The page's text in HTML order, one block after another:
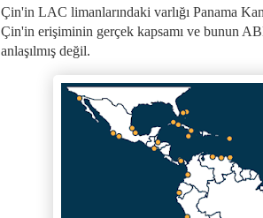
Çin'in LAC limanlarındaki varlığı Panama
Çin'in erişiminin gerçek kapsamı ve bunun
anlaşılmış değil.